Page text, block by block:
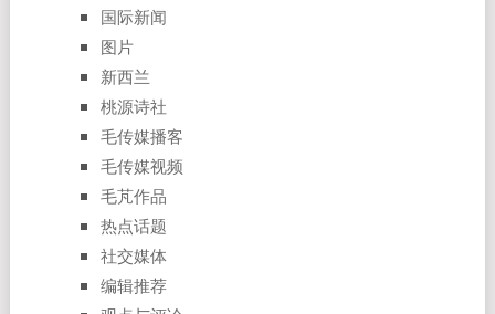
国际新闻
图片
新西兰
桃源诗社
毛传媒播客
毛传媒视频
毛芃作品
热点话题
社交媒体
编辑推荐